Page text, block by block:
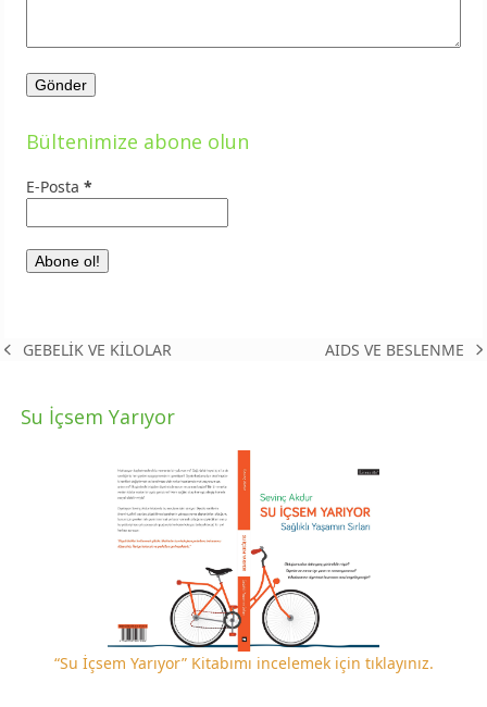
Bültenimize abone olun
E-Posta*
previous
GEBELİK VE KİLOLAR
next
AIDS VE BESLENME
Su İçsem Yarıyor
“Su İçsem Yarıyor” Kitabımı incelemek için tıklayınız.